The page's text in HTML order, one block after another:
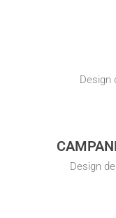
Design
Design